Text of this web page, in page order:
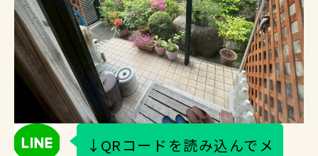
↓QRコードを読み込んでメ